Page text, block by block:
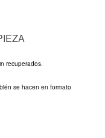
recuperados.
se hacen en formato